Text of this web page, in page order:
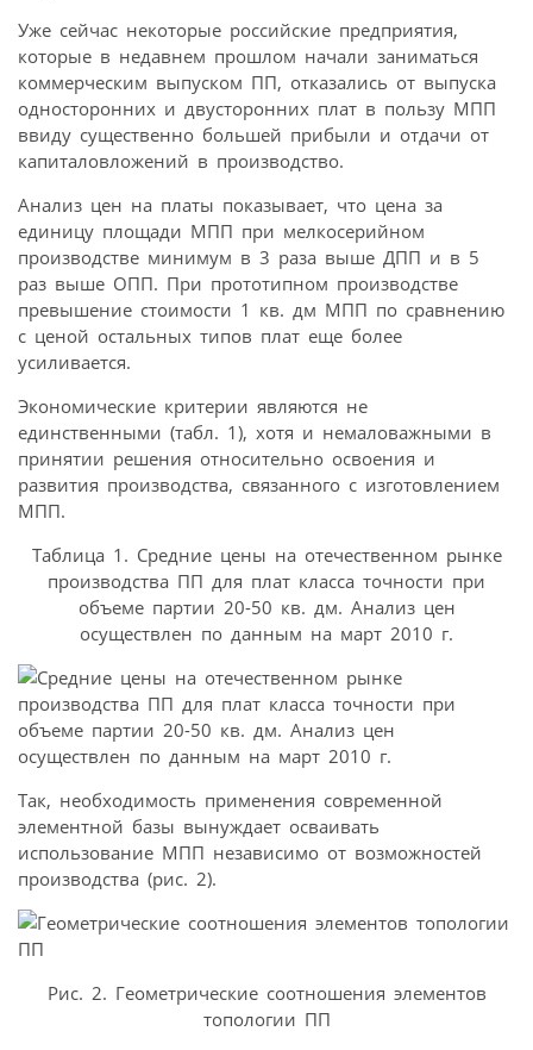
Уже сейчас некоторые российские предприятия,
которые в недавнем прошлом начали заниматься
коммерческим выпуском ПП, отказались от выпуска
односторонних и двусторонних плат в пользу МПП
ввиду существенно большей прибыли и отдачи от
капиталовложений в производство.
Анализ цен на платы показывает, что цена за
единицу площади МПП при мелкосерийном
производстве минимум в 3 раза выше ДПП и в 5
раз выше ОПП. При прототипном производстве
превышение стоимости 1 кв. дм МПП по сравнению
с ценой остальных типов плат еще более
усиливается.
Экономические критерии являются не
единственными (табл. 1), хотя и немаловажными в
принятии решения относительно освоения и
развития производства, связанного с изготовлением
МПП.
Таблица 1. Средние цены на отечественном рынке
производства ПП для плат класса точности при
объеме партии 20-50 кв. дм. Анализ цен
осуществлен по данным на март 2010 г.
Так, необходимость применения современной
элементной базы вынуждает осваивать
использование МПП независимо от возможностей
производства (рис. 2).
Рис. 2. Геометрические соотношения элементов
топологии ПП